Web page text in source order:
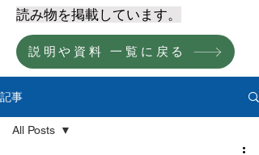
読み物を掲載しています。
説明や資料 一覧に戻る
記事
All Posts